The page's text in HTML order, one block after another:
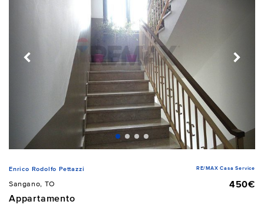
Enrico Rodolfo Pettazzi RE/MAX Casa Service
Sangano, TO
450€
Appartamento